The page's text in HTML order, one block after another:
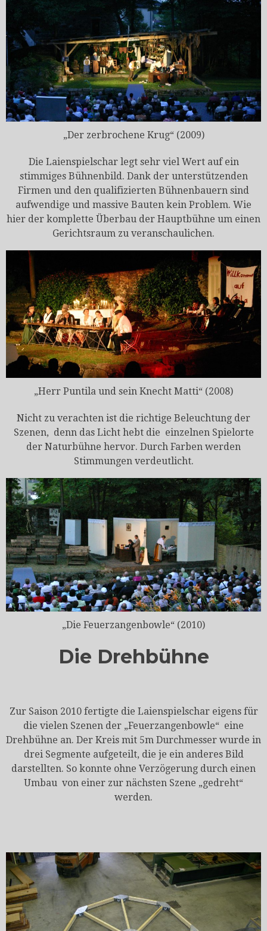
„Der zerbrochene Krug“ (2009)
Die Laienspielschar legt sehr viel Wert auf ein
stimmiges Bühnenbild. Dank der unterstützenden
Firmen und den qualifizierten Bühnenbauern sind
aufwendige und massive Bauten kein Problem. Wie
hier der komplette Überbau der Hauptbühne um einen
Gerichtsraum zu veranschaulichen.
„Herr Puntila und sein Knecht Matti“ (2008)
Nicht zu verachten ist die richtige Beleuchtung der
Szenen, denn das Licht hebt die einzelnen Spielorte
der Naturbühne hervor. Durch Farben werden
Stimmungen verdeutlicht.
„Die Feuerzangenbowle“ (2010)
Die Drehbühne
Zur Saison 2010 fertigte die Laienspielschar eigens für
die vielen Szenen der „Feuerzangenbowle“ eine
Drehbühne an. Der Kreis mit 5m Durchmesser wurde in
drei Segmente aufgeteilt, die je ein anderes Bild
darstellten. So konnte ohne Verzögerung durch einen
Umbau von einer zur nächsten Szene „gedreht“
werden.